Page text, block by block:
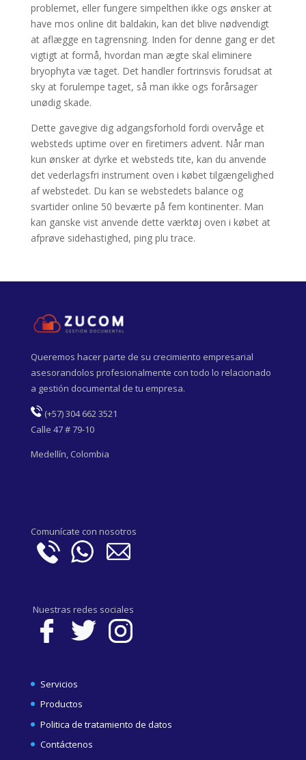
problemet, eller fungere simpelthen ikke ogs ønsker at
have mos online dit baldakin, kan det blive nødvendigt
at aflægge en tagrensning. Inden for denne gang er det
vigtigt at formå, hvordan man ægte skal eliminere
bryophyta væ taget. Det handler fortrinsvis forudsat at
sky at forulempe taget, så man ikke ogs forårsager
unødig skade.
Dette gavegive dig adgangsforhold fordi overvåge et
websteds uptime over en firetimers advent. Når man
kun ønsker at dyrke et websteds tite, kan du anvende
det vederlagsfri instrument oven i købet tilgængelighed
af webstedet. Du kan se webstedets balance og
svartider online 50 beværte på fem kontinenter. Man
kan ganske vist anvende dette værktøj oven i købet at
afprøve sidehastighed, ping plu trace.
Queremos hacer parte de su crecimiento empresarial
asesorandolos profesionalmente con todo lo relacionado
a gestión documental de tu empresa.
(+57) 304 662 3521
Calle 47 # 79-10
Medellín, Colombia
Comunícate con nosotros
Nuestras redes sociales
Servicios
Productos
Politica de tratamiento de datos
Contáctenos